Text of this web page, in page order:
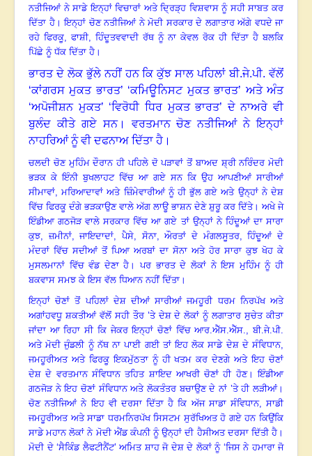
ਨਤੀਜਿਆਂ ਨੇ ਸਾਡੇ ਇਨ੍ਹਾਂ ਵਿਚਾਰਾਂ ਅਤੇ ਦ੍ਰਿੜ੍ਹ ਵਿਸ਼ਵਾਸ ਨੂੰ ਸਹੀ ਸਾਬਤ ਕਰ
ਦਿੱਤਾ ਹੈ। ਇਨ੍ਹਾਂ ਚੋਣ ਨਤੀਜਿਆਂ ਨੇ ਮੋਦੀ ਸਰਕਾਰ ਦੇ ਲਗਾਤਾਰ ਅੱਗੇ ਵਧਦੇ ਜਾ
ਰਹੇ ਫਿਰਕੂ, ਫਾਸ਼ੀ, ਹਿੰਦੂਤਵਵਾਦੀ ਰੱਥ ਨੂੰ ਨਾ ਕੇਵਲ ਰੋਕ ਹੀ ਦਿੱਤਾ ਹੈ ਬਲਕਿ
ਪਿੱਛੇ ਨੂੰ ਧੱਕ ਦਿੱਤਾ ਹੈ।
ਭਾਰਤ ਦੇ ਲੋਕ ਭੁੱਲੇ ਨਹੀਂ ਹਨ ਕਿ ਕੁੱਝ ਸਾਲ ਪਹਿਲਾਂ ਬੀ.ਜੇ.ਪੀ. ਵੱਲੋਂ
‘ਕਾਂਗਰਸ ਮੁਕਤ ਭਾਰਤ’ ‘ਕਮਿਊਨਿਸਟ ਮੁਕਤ ਭਾਰਤ’ ਅਤੇ ਅੰਤ
‘ਅਪੋਜੀਸ਼ਨ ਮੁਕਤ’ ‘ਵਿਰੋਧੀ ਧਿਰ ਮੁਕਤ ਭਾਰਤ’ ਦੇ ਨਾਅਰੇ ਵੀ
ਬੁਲੰਦ ਕੀਤੇ ਗਏ ਸਨ। ਵਰਤਮਾਨ ਚੋਣ ਨਤੀਜਿਆਂ ਨੇ ਇਨ੍ਹਾਂ
ਨਾਹਰਿਆਂ ਨੂੰ ਵੀ ਦਫਨਾਅ ਦਿੱਤਾ ਹੈ।
ਚਲਦੀ ਚੋਣ ਮੁਹਿੰਮ ਦੌਰਾਨ ਹੀ ਪਹਿਲੇ ਦੋ ਪੜਾਵਾਂ ਤੋਂ ਬਾਅਦ ਸ਼੍ਰੀ ਨਰਿੰਦਰ ਮੋਦੀ
ਭੜਕ ਕੇ ਇੰਨੀ ਬੁਖਲਾਹਟ ਵਿੱਚ ਆ ਗਏ ਸਨ ਕਿ ਉਹ ਆਪਣੀਆਂ ਸਾਰੀਆਂ
ਸੀਮਾਵਾਂ,ਮਰਿਆਦਾਵਾਂ ਅਤੇ ਜ਼ਿੰਮੇਵਾਰੀਆਂ ਨੂੰ ਹੀ ਭੁੱਲ ਗਏ ਅਤੇ ਉਨ੍ਹਾਂ ਨੇ ਦੇਸ਼
ਵਿੱਚ ਫਿਰਕੂ ਦੰਗੇ ਭੜਕਾਉਣ ਵਾਲੇ ਅੱਗ ਲਾਊ ਭਾਸ਼ਨ ਦੇਣੇ ਸ਼ੁਰੂ ਕਰ ਦਿੱਤੇ। ਅਖੇ ਜੇ
ਇੰਡੀਆ ਗਠਜੋੜ ਵਾਲੇ ਸਰਕਾਰ ਵਿੱਚ ਆ ਗਏ ਤਾਂ ਉਨ੍ਹਾਂ ਨੇ ਹਿੰਦੂਆਂ ਦਾ ਸਾਰਾ
ਕੁਝ, ਜ਼ਮੀਨਾਂ,ਜਾਇਦਾਦਾਂ,ਪੈਸੇ, ਸੋਨਾ,ਔਰਤਾਂ ਦੇ ਮੰਗਲਸੂਤਰ,ਹਿੰਦੂਆਂ ਦੇ
ਮੰਦਰਾਂ ਵਿੱਚ ਸਦੀਆਂ ਤੋਂ ਪਿਆ ਅਰਬਾਂ ਦਾ ਸੋਨਾ ਅਤੇ ਹੋਰ ਸਾਰਾ ਕੁਝ ਖੋਹ ਕੇ
ਮੁਸਲਮਾਨਾਂ ਵਿੱਚ ਵੰਡ ਦੇਣਾ ਹੈ। ਪਰ ਭਾਰਤ ਦੇ ਲੋਕਾਂ ਨੇ ਇਸ ਮੁਹਿੰਮ ਨੂੰ ਹੀ
ਬਕਵਾਸ ਸਮਝ ਕੇ ਇਸ ਵੱਲ ਧਿਆਨ ਨਹੀਂ ਦਿੱਤਾ।
ਇਨ੍ਹਾਂ ਚੋਣਾਂ ਤੋਂ ਪਹਿਲਾਂ ਦੇਸ਼ ਦੀਆਂ ਸਾਰੀਆਂ ਜਮਹੂਰੀ ਧਰਮ ਨਿਰਪੱਖ ਅਤੇ
ਅਗਾਂਹਵਧੂ ਸ਼ਕਤੀਆਂ ਵੱਲੋਂ ਸਹੀ ਤੌਰ ’ਤੇ ਦੇਸ਼ ਦੇ ਲੋਕਾਂ ਨੂੰ ਲਗਾਤਾਰ ਸੁਚੇਤ ਕੀਤਾ
ਜਾਂਦਾ ਆ ਰਿਹਾ ਸੀ ਕਿ ਜੇਕਰ ਇਨ੍ਹਾਂ ਚੋਣਾਂ ਵਿੱਚ ਆਰ.ਐੱਸ.ਐੱਸ.,ਬੀ.ਜੇ.ਪੀ.
ਅਤੇ ਮੋਦੀ ਜੁੰਡਲੀ ਨੂੰ ਨੱਥ ਨਾ ਪਾਈ ਗਈ ਤਾਂ ਇਹ ਲੋਕ ਸਾਡੇ ਦੇਸ਼ ਦੇ ਸੰਵਿਧਾਨ,
ਜਮਹੂਰੀਅਤ ਅਤੇ ਫਿਰਕੂ ਇਕਮੁੱਠਤਾ ਨੂੰ ਹੀ ਖਤਮ ਕਰ ਦੇਣਗੇ ਅਤੇ ਇਹ ਚੋਣਾਂ
ਦੇਸ਼ ਦੇ ਵਰਤਮਾਨ ਸੰਵਿਧਾਨ ਤਹਿਤ ਸ਼ਾਇਦ ਆਖਰੀ ਚੋਣਾਂ ਹੀ ਹੋਣ। ਇੰਡੀਆ
ਗਠਜੋੜ ਨੇ ਇਹ ਚੋਣਾਂ ਸੰਵਿਧਾਨ ਅਤੇ ਲੋਕਤੰਤਰ ਬਚਾਉਣ ਦੇ ਨਾਂ ’ਤੇ ਹੀ ਲੜੀਆਂ।
ਚੋਣ ਨਤੀਜਿਆਂ ਨੇ ਇਹ ਵੀ ਦਰਸਾ ਦਿੱਤਾ ਹੈ ਕਿ ਅੱਜ ਸਾਡਾ ਸੰਵਿਧਾਨ,ਸਾਡੀ
ਜਮਹੂਰੀਅਤ ਅਤੇ ਸਾਡਾ ਧਰਮਨਿਰਪੱਖ ਸਿਸਟਮ ਸੁਰੱਖਿਅਤ ਹੋ ਗਏ ਹਨ ਕਿਉਂਕਿ
ਸਾਡੇ ਮਹਾਨ ਲੋਕਾਂ ਨੇ ਮੋਦੀ ਐਂਡ ਕੰਪਨੀ ਨੂੰ ਉਨ੍ਹਾਂ ਦੀ ਹੈਸੀਅਤ ਦਰਸਾ ਦਿੱਤੀ ਹੈ।
ਮੋਦੀ ਦੇ ‘ਸੈਕਿੰਡ ਲੈਫਟੀਨੈਂਟ’ ਅਮਿਤ ਸ਼ਾਹ ਜੋ ਦੇਸ਼ ਦੇ ਲੋਕਾਂ ਨੂੰ ‘ਜਿਸ ਨੇ ਹਮਾਰਾ ਜੋ